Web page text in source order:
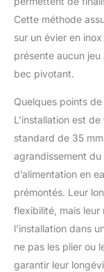
Cette méthode
sur un évier en
présente aucun
bec pivotant.
Quelques points
L’installation est
standard de 35
agrandissement
d’alimentation en
prémontés. Leur
flexibilité, mais
l’installation dans
ne pas les plier ou
garantir leur